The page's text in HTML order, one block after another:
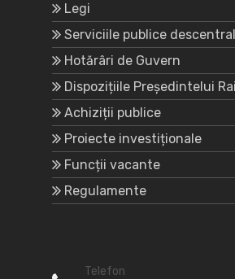
Legi
Serviciile publice
Hotărâri de Guvern
Dispozițiile Președintelui
Achiziții publice
Proiecte investiționale
Funcții vacante
Regulamente
Telefon